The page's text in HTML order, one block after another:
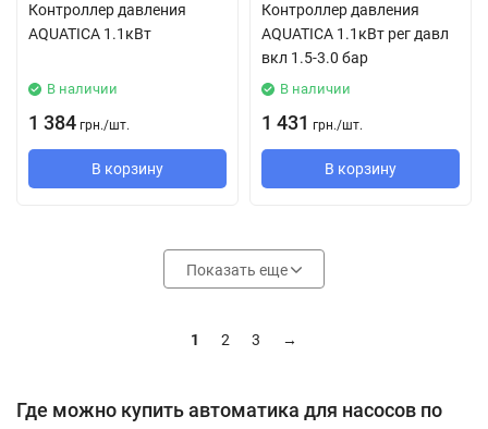
Контроллер давления
AQUATICA 1.1кВт
В наличии
1 384 грн./шт.
В корзину
Контроллер давления
AQUATICA 1.1кВт рег давл
вкл 1.5-3.0 бар
В наличии
1 431 грн./шт.
В корзину
Показать еще
1 2 3 →
Где можно купить автоматика для насосов по